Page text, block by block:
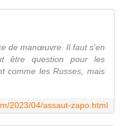
de manœuvre. Il faut s'en
être question pour les
comme les Russes, mais
2023/04/assaut-zapo.html